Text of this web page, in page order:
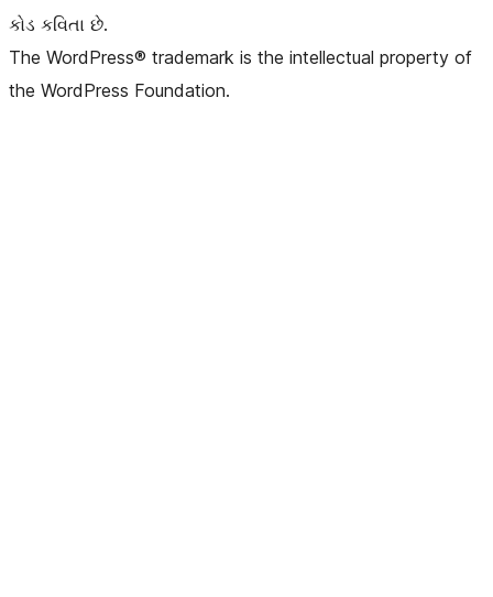
કોડ કવિતા છે.
The WordPress® trademark is the intellectual property of
the WordPress Foundation.